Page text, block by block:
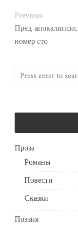
Previous:
Пред-апокалипсис
номер сто
Проза
Романы
Повести
Сказки
Поэзия